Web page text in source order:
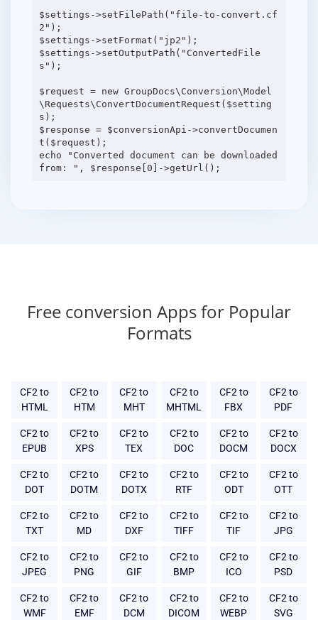
$settings->setFilePath("file-to-convert.cf
2");
$settings->setFormat("jp2");
$settings->setOutputPath("ConvertedFile
s");
$request = new GroupDocs\Conversion\Model
\Requests\ConvertDocumentRequest($setting
s);
$response = $conversionApi->convertDocumen
t($request);
echo "Converted document can be downloaded
Free conversion Apps for Popular
Formats
CF2 to
HTML
CF2 to
HTM
CF2 to
MHT
CF2 to
MHTML
CF2 to
FBX
CF2 to
PDF
CF2 to
EPUB
CF2 to
XPS
CF2 to
TEX
CF2 to
DOC
CF2 to
DOCM
CF2 to
DOCX
CF2 to
DOT
CF2 to
DOTM
CF2 to
DOTX
CF2 to
RTF
CF2 to
ODT
CF2 to
OTT
CF2 to
TXT
CF2 to
MD
CF2 to
DXF
CF2 to
TIFF
CF2 to
TIF
CF2 to
JPG
CF2 to
JPEG
CF2 to
PNG
CF2 to
GIF
CF2 to
BMP
CF2 to
ICO
CF2 to
PSD
CF2 to
WMF
CF2 to
EMF
CF2 to
DCM
CF2 to
DICOM
CF2 to
WEBP
CF2 to
SVG